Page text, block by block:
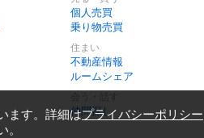
個人売買
乗り物売買
住まい
不動産情報
ルームシェア
仲間探し
ます。詳細はプライバシーポリシー
。